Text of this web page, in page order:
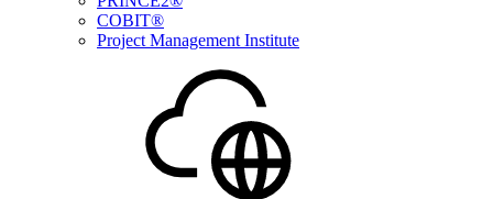
COBIT®
Project Management Institute